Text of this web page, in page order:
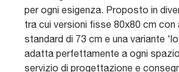
per ogni esigenza. Proposto in
tra cui versioni fisse 80x80 cm con
standard di 73 cm e una variante
adatta perfettamente a ogni
servizio di progettazione e